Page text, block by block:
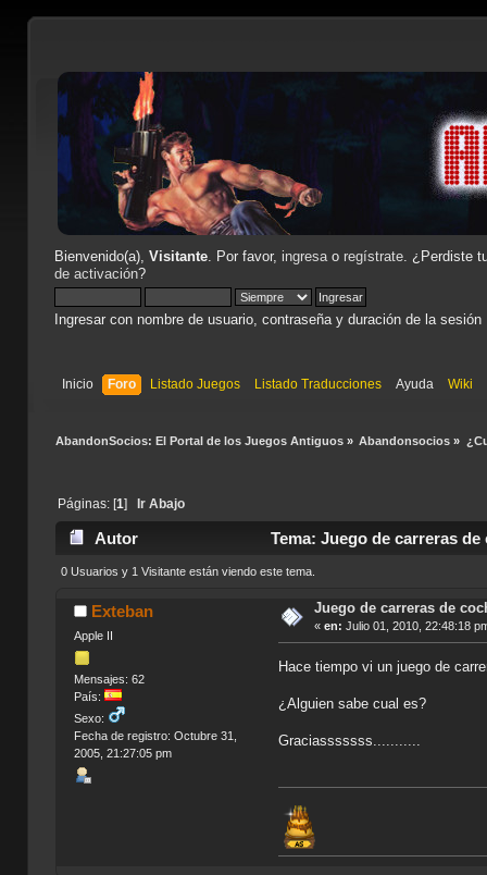
Bienvenido(a), Visitante. Por favor, ingresao regístrate. ¿Perdiste
de activación?
Ingresar con nombre de usuario, contraseña y duración de la sesión
Inicio Foro Listado Juegos Listado Traducciones Ayuda Wiki
AbandonSocios: El Portal de los Juegos Antiguos» Abandonsocios »
Páginas: [1] Ir Abajo
Autor Tema: Juego de carreras
0 Usuarios y 1 Visitante están viendo este tema.
Exteban
Apple II
Mensajes: 62
País:
Sexo:
Fecha de registro: Octubre 31,
2005, 21:27:05 pm
Juego de carreras de
« en: Julio 01, 2010, 22:48:18
Hace tiempo vi un juego de
¿Alguien sabe cual es?
Graciasssssss...........